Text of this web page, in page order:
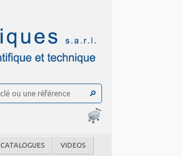
CATALOGUES VIDEOS